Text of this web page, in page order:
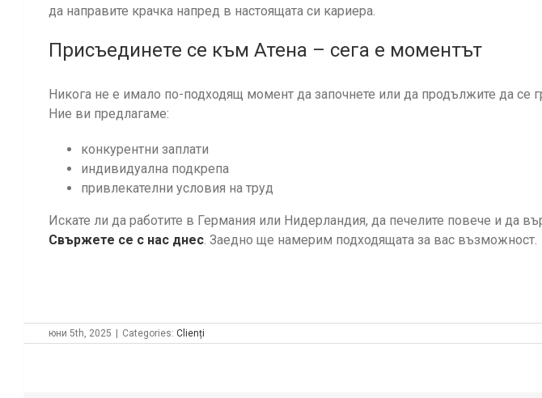
да направите крачка напред в настоящата си кариера.
Присъединете се към Атена – сега е моментът
Никога не е имало по-подходящ момент да започнете или да продължите да се
Ние ви предлагаме:
конкурентни заплати
индивидуална подкрепа
привлекателни условия на труд
Искате ли да работите в Германия или Нидерландия, да печелите повече и да
Свържете се с нас днес. Заедно ще намерим подходящата за вас възможност.
юни 5th, 2025 Categories: Clienți